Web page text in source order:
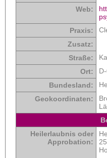
Web:
Praxis:
Zusatz:
Straße:
Ort:
Bundesland:
Geokoordinaten:
Heilerlaubnis oder
Approbation: